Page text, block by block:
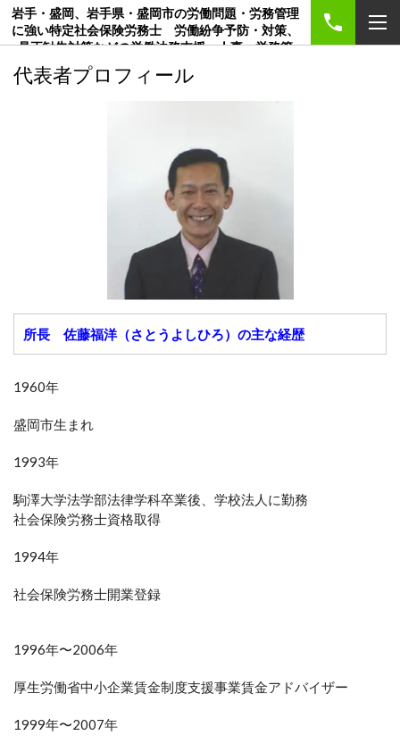
岩手・盛岡、岩手県・盛岡市の労働問題・労務管理
に強い特定社会保険労務士 労働紛争予防・対策、
是正勧告対策などの労働法務支援、人事・労務管
理、賃金制度、就業規則・各種規程、創業のご相談
は社労士事務所マンパワーマネジメント
代表者プロフィール
所長 佐藤福洋（さとうよしひろ）の主な経歴
1960年
盛岡市生まれ
1993年
駒澤大学法学部法律学科卒業後、学校法人に勤務
社会保険労務士資格取得
1994年
社会保険労務士開業登録
1996年〜2006年
厚生労働省中小企業賃金制度支援事業賃金アドバイザー
1999年〜2007年